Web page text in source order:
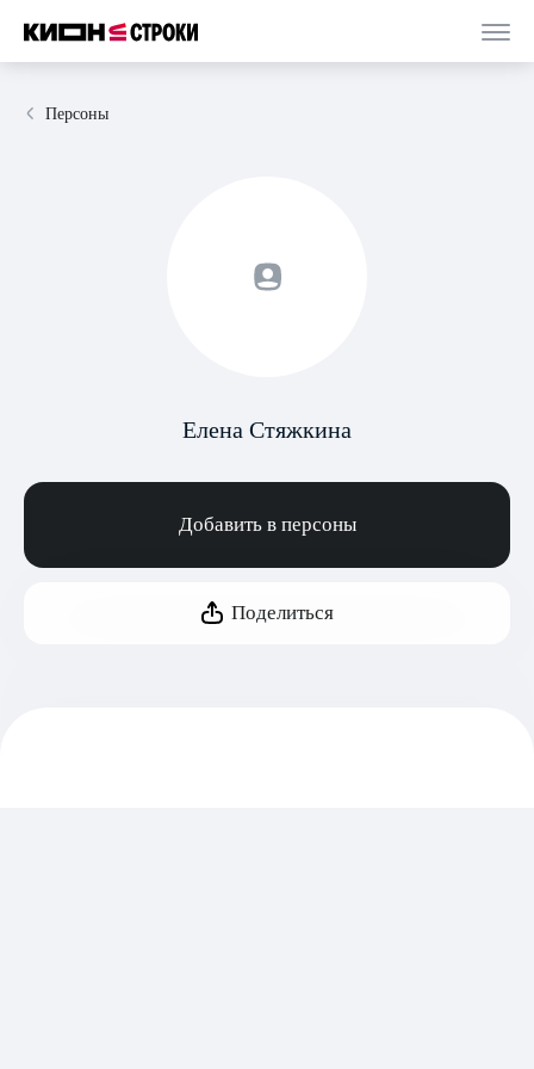
Персоны
Елена Стяжкина
Добавить в персоны
Поделиться